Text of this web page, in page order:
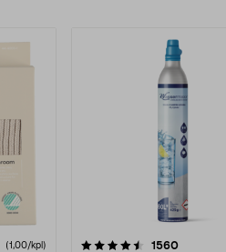
(1,00/kpl) 1560
4.5viidestä